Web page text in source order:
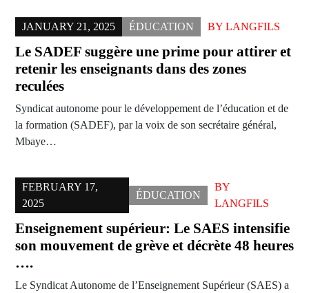
JANUARY 21, 2025 ÉDUCATION BY LANGFILS
Le SADEF suggère une prime pour attirer et
retenir les enseignants dans des zones
reculées
Syndicat autonome pour le développement de l’éducation et de
la formation (SADEF), par la voix de son secrétaire général,
Mbaye…
FEBRUARY 17,
2025
ÉDUCATION
BY
LANGFILS
Enseignement supérieur: Le SAES intensifie
son mouvement de grève et décrète 48 heures
….
Le Syndicat Autonome de l’Enseignement Supérieur (SAES) a